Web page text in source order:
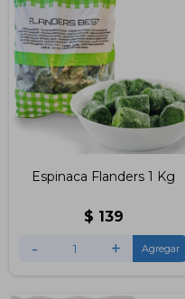
Espinaca Flanders 1 Kg
$ 139
- +